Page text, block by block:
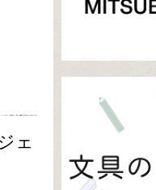
ェ